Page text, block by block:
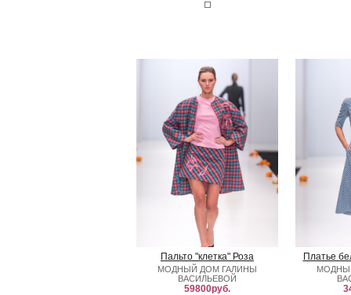
Пальто "клетка" Роза
МОДНЫЙ ДОМ ГАЛИНЫ
ВАСИЛЬЕВОЙ
59800руб.
Платье